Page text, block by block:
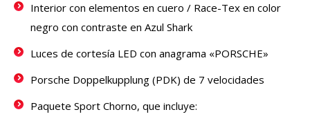
Interior con elementos en cuero / Race-Tex en color
negro con contraste en Azul Shark
Luces de cortesía LED con anagrama «PORSCHE»
Porsche Doppelkupplung (PDK) de 7 velocidades
Paquete Sport Chorno, que incluye: